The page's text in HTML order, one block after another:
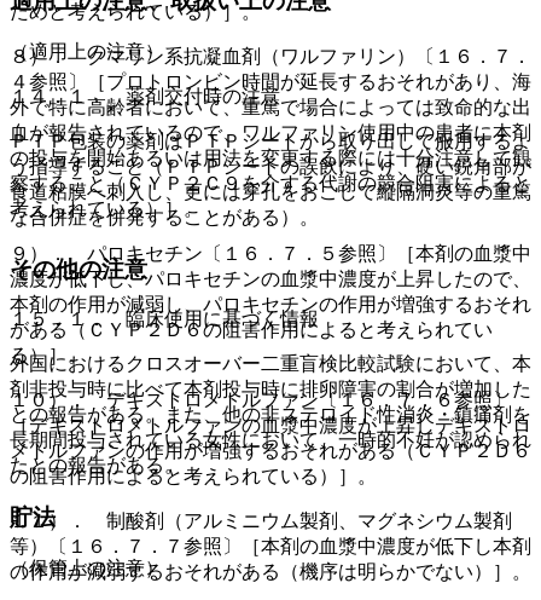
（適用上の注意）
１４．１． 薬剤交付時の注意
ＰＴＰ包装の薬剤はＰＴＰシートから取り出して服用するよ
う指導すること（ＰＴＰシートの誤飲により、硬い鋭角部が
食道粘膜へ刺入し、更には穿孔をおこして縦隔洞炎等の重篤
な合併症を併発することがある）。
その他の注意
１５．１． 臨床使用に基づく情報
外国におけるクロスオーバー二重盲検比較試験において、本
剤非投与時に比べて本剤投与時に排卵障害の割合が増加した
との報告がある。また、他の非ステロイド性消炎・鎮痛剤を
長期間投与されている女性において、一時的不妊が認められ
たとの報告がある。
貯法
（保管上の注意）
ためと考えられている）］。
８）． クマリン系抗凝血剤（ワルファリン）〔１６．７．
４参照〕［プロトロンビン時間が延長するおそれがあり、海
外で特に高齢者において、重篤で場合によっては致命的な出
血が報告されているので、ワルファリン使用中の患者に本剤
の投与を開始あるいは用法を変更する際には十分注意して観
察すること（ＣＹＰ２Ｃ９を介する代謝の競合阻害によると
考えられている）］。
９）． パロキセチン〔１６．７．５参照〕［本剤の血漿中
濃度が低下し、パロキセチンの血漿中濃度が上昇したので、
本剤の作用が減弱し、パロキセチンの作用が増強するおそれ
がある（ＣＹＰ２Ｄ６の阻害作用によると考えられてい
る）］。
１０）． デキストロメトルファン〔１６．７．６参照〕
［デキストロメトルファンの血漿中濃度が上昇しデキストロ
メトルファンの作用が増強するおそれがある（ＣＹＰ２Ｄ６
の阻害作用によると考えられている）］。
１１）． 制酸剤（アルミニウム製剤、マグネシウム製剤
等）〔１６．７．７参照〕［本剤の血漿中濃度が低下し本剤
の作用が減弱するおそれがある（機序は明らかでない）］。